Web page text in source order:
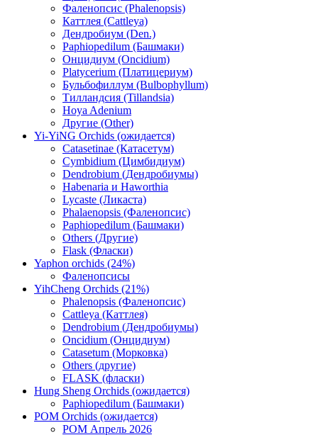
Фаленопсис (Phalenopsis)
Каттлея (Cattleya)
Дендробиум (Den.)
Paphiopedilum (Башмаки)
Онцидиум (Oncidium)
Platycerium (Платицериум)
Бульбофиллум (Bulbophyllum)
Тилландсия (Tillandsia)
Hoya Adenium
Другие (Other)
Yi-YiNG Orchids (ожидается)
Catasetinae (Катасетум)
Cymbidium (Цимбидиум)
Dendrobium (Дендробиумы)
Habenaria и Haworthia
Lycaste (Ликаста)
Phalaenopsis (Фаленопсис)
Paphiopedilum (Башмаки)
Others (Другие)
Flask (Фласки)
Yaphon orchids (24%)
Фаленопсисы
YihCheng Orchids (21%)
Phalenopsis (Фаленопсис)
Cattleya (Каттлея)
Dendrobium (Дендробиумы)
Oncidium (Онцидиум)
Catasetum (Морковка)
Others (другие)
FLASK (фласки)
Hung Sheng Orchids (ожидается)
Paphiopedilum (Башмаки)
POM Orchids (ожидается)
POM Апрель 2026